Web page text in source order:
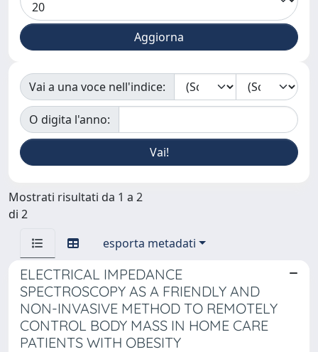
Vai a una voce nell'indice:
O digita l'anno:
Mostrati risultati da 1 a 2
di 2
esporta metadati
ELECTRICAL IMPEDANCE
SPECTROSCOPY AS A FRIENDLY AND
NON-INVASIVE METHOD TO REMOTELY
CONTROL BODY MASS IN HOME CARE
PATIENTS WITH OBESITY